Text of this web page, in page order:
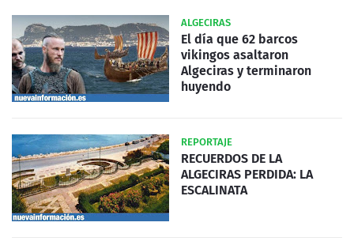
ALGECIRAS
El día que 62 barcos
vikingos asaltaron
Algeciras y terminaron
huyendo
REPORTAJE
RECUERDOS DE LA
ALGECIRAS PERDIDA: LA
ESCALINATA